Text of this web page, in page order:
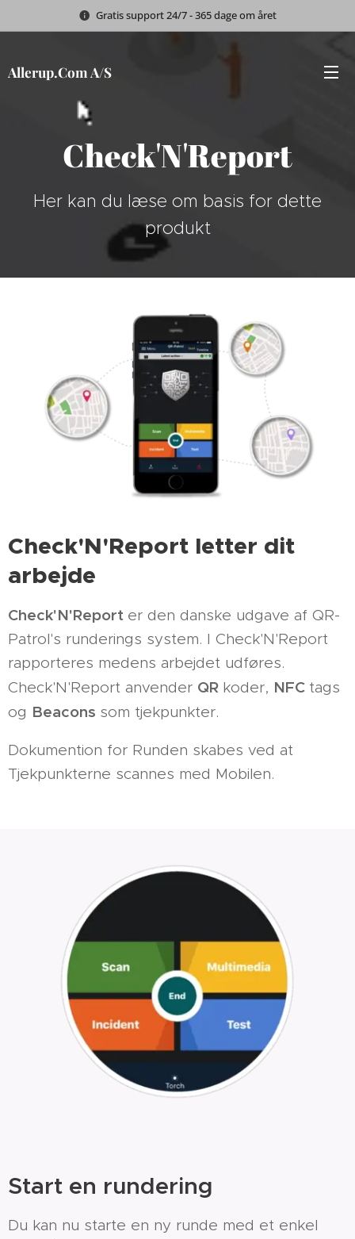
Gratis support 24/7 - 365 dage om året
Allerup.Com A/S
Check'N'Report
Her kan du læse om basis for dette
produkt
Check'N'Report letter dit
arbejde
Check'N'Report er den danske udgave af QR-
Patrol's runderings system. I Check'N'Report
rapporteres medens arbejdet udføres.
Check'N'Report anvender QR koder, NFC tags
og Beacons som tjekpunkter.
Dokumention for Runden skabes ved at
Tjekpunkterne scannes med Mobilen.
Start en rundering
Du kan nu starte en ny runde med et enkel